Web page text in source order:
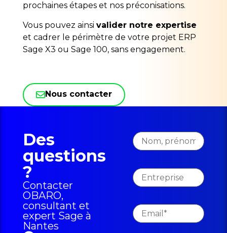
prochaines étapes et nos préconisations.
Vous pouvez ainsi valider notre expertise
et cadrer le périmètre de votre projet ERP
Sage X3 ou Sage 100, sans engagement.
Nous contacter
Des
questions
?
Contacter
OBARO,
consultant et
expert Sage à
Nantes